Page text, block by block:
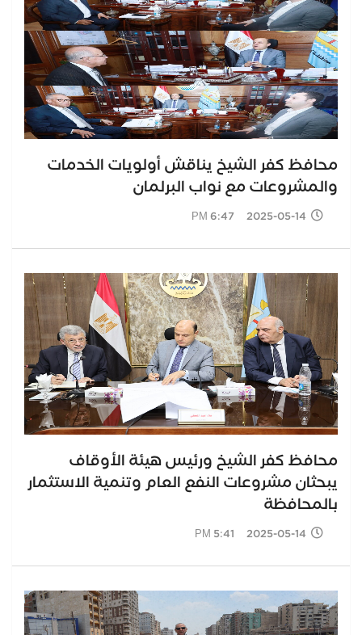
محافظ كفر الشيخ يناقش أولويات الخدمات
والمشروعات مع نواب البرلمان
2025-05-14 6:47 PM
محافظ كفر الشيخ ورئيس هيئة الأوقاف
يبحثان مشروعات النفع العام وتنمية الاستثمار
بالمحافظة
2025-05-14 5:41 PM